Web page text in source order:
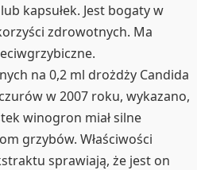
kapsułek. Jest bogaty w
zdrowotnych. Ma
na 0,2 ml drożdży Candida
w 2007 roku, wykazano,
winogron miał silne
grzybów. Właściwości
sprawiają, że jest on